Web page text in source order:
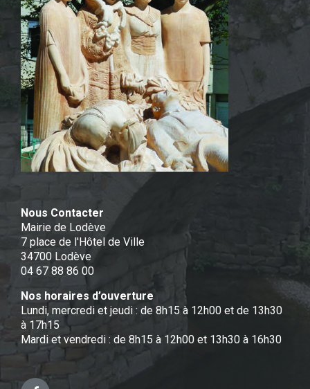
Nous Contacter
Mairie de Lodève
7 place de l'Hôtel de Ville
34700 Lodève
04 67 88 86 00
Nos horaires d’ouverture
Lundi, mercredi et jeudi : de 8h15 à 12h00 et de 13h30
à 17h15
Mardi et vendredi : de 8h15 à 12h00 et 13h30 à 16h30